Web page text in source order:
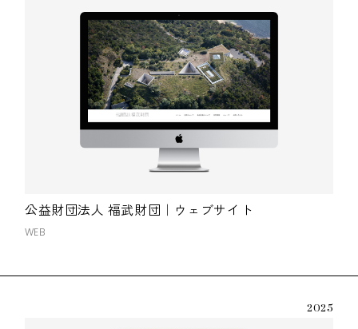
公益財団法人 福武財団｜ウェブサイト
WEB
2025